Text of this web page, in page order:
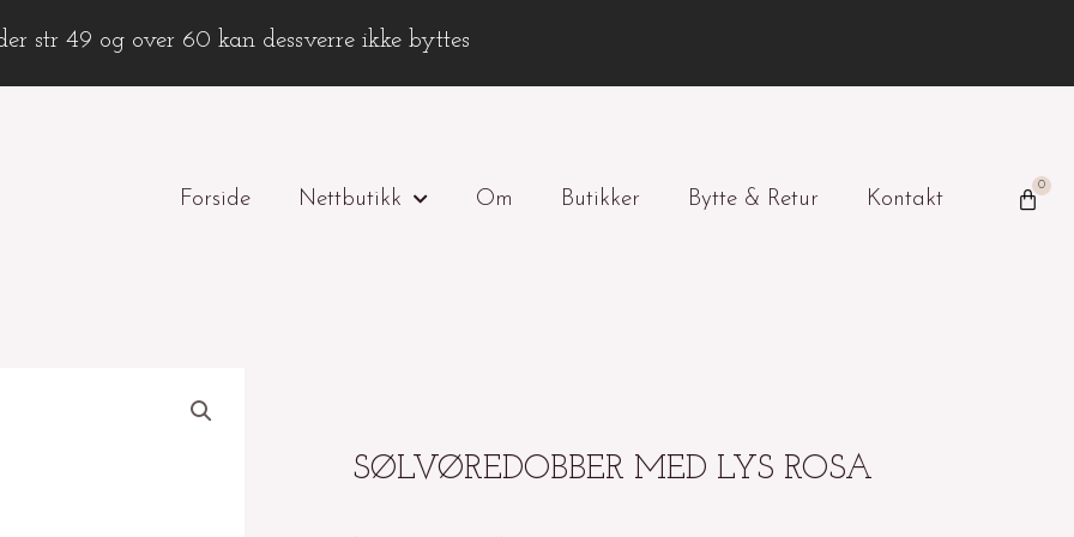
str 49 og over 60 kan dessverre ikke byttes
Forside Nettbutikk Om Butikker Bytte & Retur Kontakt
0
SØLVØREDOBBER MED LYS ROSA